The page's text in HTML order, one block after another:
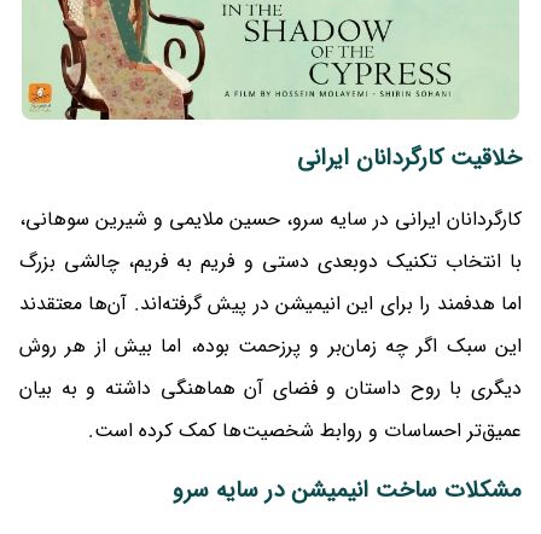
خلاقیت کارگردانان ایرانی
کارگردانان ایرانی در سایه سرو، حسین ملایمی و شیرین سوهانی،
با انتخاب تکنیک دوبعدی دستی و فریم به فریم، چالشی بزرگ
اما هدفمند را برای این انیمیشن در پیش گرفته‌اند. آن‌ها معتقدند
این سبک اگر چه زمان‌بر و پرزحمت بوده، اما بیش از هر روش
دیگری با روح داستان و فضای آن هماهنگی داشته و به بیان
عمیق‌تر احساسات و روابط شخصیت‌ها کمک کرده است.
مشکلات ساخت انیمیشن در سایه سرو